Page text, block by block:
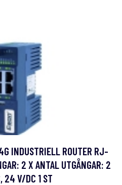
INDUSTRIELL ROUTER RJ-
2 X ANTAL UTGÅNGAR: 2
24 V/DC 1 ST